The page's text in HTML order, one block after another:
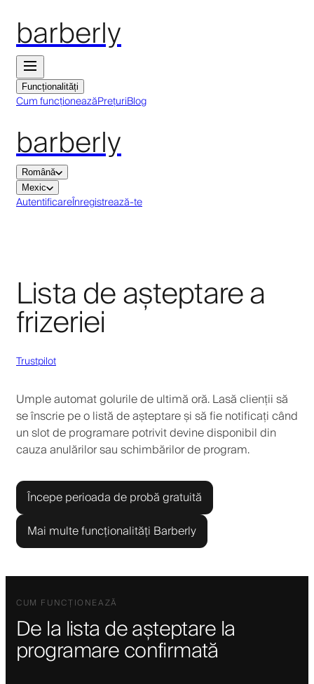
barberly
Funcționalități
Cum funcționeazăPrețuriBlog
barberly
Română
Mexic
AutentificareÎnregistrează-te
Lista de așteptare a
frizeriei
Trustpilot
Umple automat golurile de ultimă oră. Lasă clienții să
se înscrie pe o listă de așteptare și să fie notificați când
un slot de programare potrivit devine disponibil din
cauza anulărilor sau schimbărilor de program.
Începe perioada de probă gratuită
Mai multe funcționalități Barberly
CUM FUNCȚIONEAZĂ
De la lista de așteptare la
programare confirmată